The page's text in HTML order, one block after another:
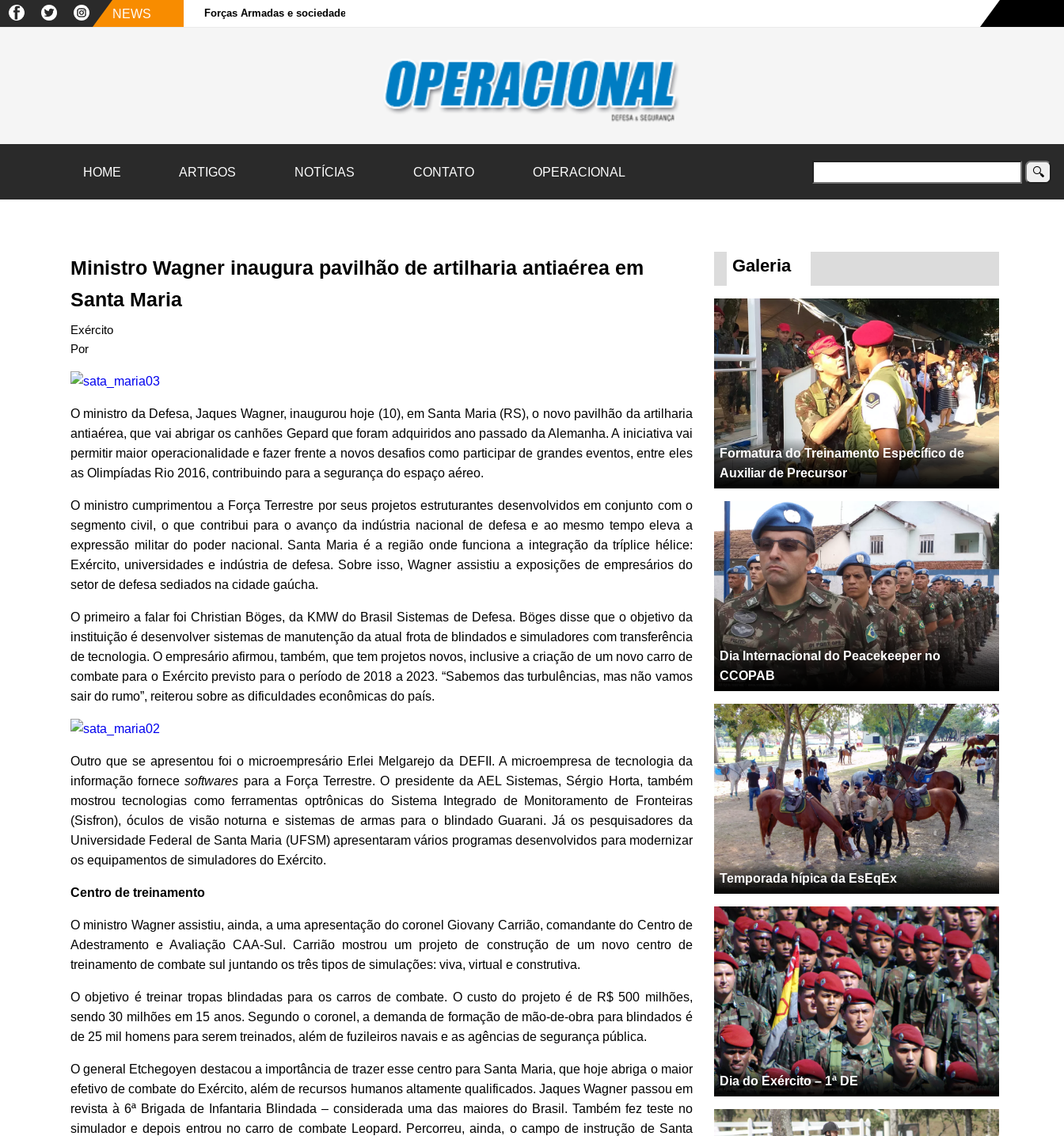
NEWS Forças Armadas e sociedade civil transportam 3,6 mil toneladas de donativos ao Rio Grande do Sul na maior campanha humanitária já registrada no país
HOME ARTIGOS NOTÍCIAS CONTATO OPERACIONAL
Ministro Wagner inaugura pavilhão de artilharia antiaérea em
Santa Maria
Exército
Por
O ministro da Defesa, Jaques Wagner, inaugurou hoje (10), em Santa Maria (RS), o novo pavilhão da artilharia
antiaérea, que vai abrigar os canhões Gepard que foram adquiridos ano passado da Alemanha. A iniciativa vai
permitir maior operacionalidade e fazer frente a novos desafios como participar de grandes eventos, entre eles
as Olimpíadas Rio 2016, contribuindo para a segurança do espaço aéreo.
O ministro cumprimentou a Força Terrestre por seus projetos estruturantes desenvolvidos em conjunto com o
segmento civil, o que contribui para o avanço da indústria nacional de defesa e ao mesmo tempo eleva a
expressão militar do poder nacional. Santa Maria é a região onde funciona a integração da tríplice hélice:
Exército, universidades e indústria de defesa. Sobre isso, Wagner assistiu a exposições de empresários do
setor de defesa sediados na cidade gaúcha.
O primeiro a falar foi Christian Böges, da KMW do Brasil Sistemas de Defesa. Böges disse que o objetivo da
instituição é desenvolver sistemas de manutenção da atual frota de blindados e simuladores com transferência
de tecnologia. O empresário afirmou, também, que tem projetos novos, inclusive a criação de um novo carro de
combate para o Exército previsto para o período de 2018 a 2023. “Sabemos das turbulências, mas não vamos
sair do rumo”, reiterou sobre as dificuldades econômicas do país.
Outro que se apresentou foi o microempresário Erlei Melgarejo da DEFII. A microempresa de tecnologia da
informação fornecesoftwares para a Força Terrestre. O presidente da AEL Sistemas, Sérgio Horta, também
mostrou tecnologias como ferramentas optrônicas do Sistema Integrado de Monitoramento de Fronteiras
(Sisfron), óculos de visão noturna e sistemas de armas para o blindado Guarani. Já os pesquisadores da
Universidade Federal de Santa Maria (UFSM) apresentaram vários programas desenvolvidos para modernizar
os equipamentos de simuladores do Exército.
Centro de treinamento
O ministro Wagner assistiu, ainda, a uma apresentação do coronel Giovany Carrião, comandante do Centro de
Adestramento e Avaliação CAA-Sul. Carrião mostrou um projeto de construção de um novo centro de
treinamento de combate sul juntando os três tipos de simulações: viva, virtual e construtiva.
O objetivo é treinar tropas blindadas para os carros de combate. O custo do projeto é de R$ 500 milhões,
sendo 30 milhões em 15 anos. Segundo o coronel, a demanda de formação de mão-de-obra para blindados é
de 25 mil homens para serem treinados, além de fuzileiros navais e as agências de segurança pública.
O general Etchegoyen destacou a importância de trazer esse centro para Santa Maria, que hoje abriga o maior
efetivo de combate do Exército, além de recursos humanos altamente qualificados. Jaques Wagner passou em
revista à 6ª Brigada de Infantaria Blindada – considerada uma das maiores do Brasil. Também fez teste no
simulador e depois entrou no carro de combate Leopard. Percorreu, ainda, o campo de instrução de Santa
Galeria
Formatura do Treinamento Específico de
Auxiliar de Precursor
Dia Internacional do Peacekeeper no
CCOPAB
Temporada hípica da EsEqEx
Dia do Exército – 1ª DE